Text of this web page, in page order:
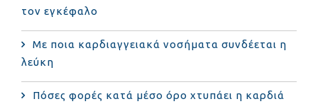
τον εγκέφαλο
Με ποια καρδιαγγειακά νοσήματα συνδέεται η
λεύκη
Πόσες φορές κατά μέσο όρο χτυπάει η καρδιά